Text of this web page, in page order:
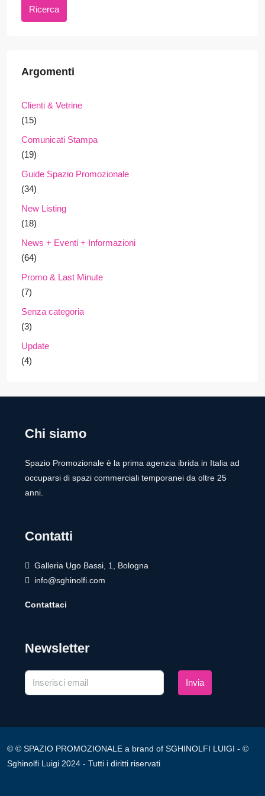
Ricerca
Argomenti
Clienti & Vetrine
(15)
Comunicati Stampa
(19)
Guide Spazio Promozionale
(34)
New Listing
(18)
News + Eventi + Informazioni
(64)
Promo & Last Minute
(7)
Senza categoria
(3)
Update
(4)
Chi siamo
Spazio Promozionale è la prima agenzia ibrida in Italia ad
occuparsi di spazi commerciali temporanei da oltre 25
anni.
Contatti
Galleria Ugo Bassi, 1, Bologna
info@sghinolfi.com
Contattaci
Newsletter
Invia
© © SPAZIO PROMOZIONALE a brand of SGHINOLFI LUIGI - ©
Sghinolfi Luigi 2024 - Tutti i diritti riservati